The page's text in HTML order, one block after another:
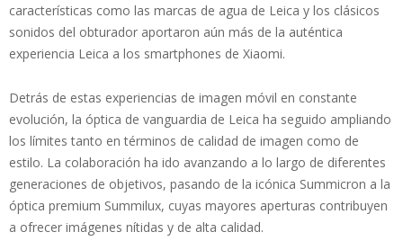
características como las marcas de agua de Leica y los clásicos
sonidos del obturador aportaron aún más de la auténtica
experiencia Leica a los smartphones de Xiaomi.
Detrás de estas experiencias de imagen móvil en constante
evolución, la óptica de vanguardia de Leica ha seguido ampliando
los límites tanto en términos de calidad de imagen como de
estilo. La colaboración ha ido avanzando a lo largo de diferentes
generaciones de objetivos, pasando de la icónica Summicron a la
óptica premium Summilux, cuyas mayores aperturas contribuyen
a ofrecer imágenes nítidas y de alta calidad.